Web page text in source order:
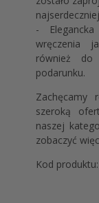
-
wręczenia
również do
podarunku.
Zachęcamy
szeroką
naszej
zobaczyć
Kod